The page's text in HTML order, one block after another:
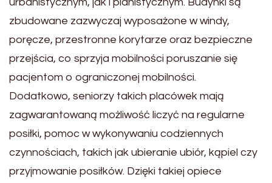
zbudowane zazwyczaj wyposażone w windy,
poręcze, przestronne korytarze oraz bezpieczne
przejścia, co sprzyja mobilności poruszanie się
pacjentom o ograniczonej mobilności.
Dodatkowo, seniorzy takich placówek mają
zagwarantowaną możliwość liczyć na regularne
posiłki, pomoc w wykonywaniu codziennych
czynnościach, takich jak ubieranie ubiór, kąpiel czy
przyjmowanie posiłków. Dzięki takiej opiece